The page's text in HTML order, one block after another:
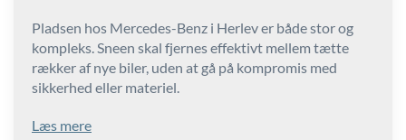
Pladsen hos Mercedes-Benz i Herlev er både stor og
kompleks. Sneen skal fjernes effektivt mellem tætte
rækker af nye biler, uden at gå på kompromis med
sikkerhed eller materiel.
Læs mere